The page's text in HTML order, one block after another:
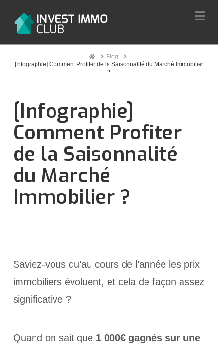
HomeBlog
[Infographie] Comment Profiter de la Saisonnalité du Marché Immobilier
?
[Infographie]
Comment Profiter
de la Saisonnalité
du Marché
Immobilier ?
Saviez-vous qu’au cours de l’année les prix
immobiliers évoluent, et cela de façon assez
significative ?
Quand on sait que 1 000€ gagnés sur une